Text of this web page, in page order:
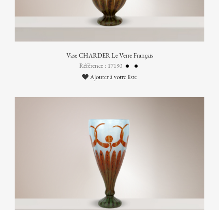
Vase CHARDER Le Verre Français
Référence : 17190
Ajouter à votre liste